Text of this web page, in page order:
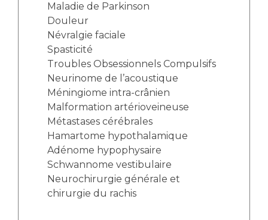
Vos représentants
La Commission Des Usagers (CDU)
Les Comités Locaux des Usagers
Le projet des usagers
Qualité
Nos indicateurs qualité et de sécurité des soins
Protection des données
Fournisseurs
Rôles et missions
Liste des marchés conclus
Documents utiles
Maladie de Parkinson
Douleur
Névralgie faciale
Spasticité
Troubles Obsessionnels Compulsifs
Neurinome de l’acoustique
Méningiome intra-crânien
Malformation artérioveineuse
Métastases cérébrales
Hamartome hypothalamique
Adénome hypophysaire
Schwannome vestibulaire
Neurochirurgie générale et
chirurgie du rachis